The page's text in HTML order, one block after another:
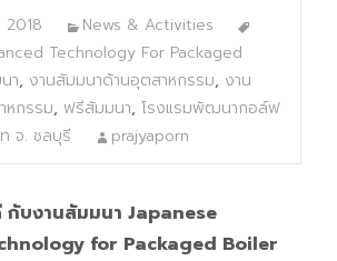
2018
News & Activities
Technology For Packaged
า, งานสัมมนาด้านอุตสาหกรรม, งาน
หกรรม, ฟรีสัมมนา, โรงแรมพัฒนากอล์ฟ
จ. ชลบุรี
prajyaporn
บงานสัมมนา Japanese
for Packaged Boiler